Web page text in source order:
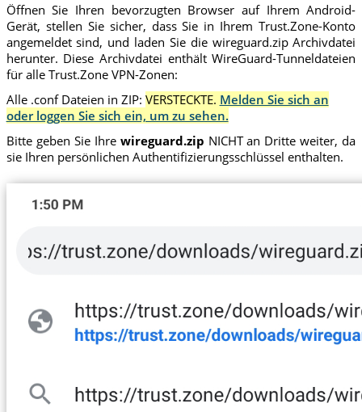
Öffnen Sie Ihren bevorzugten Browser auf Ihrem Android-
Gerät, stellen Sie sicher, dass Sie in Ihrem Trust.Zone-Konto
angemeldet sind, und laden Sie die wireguard.zip Archivdatei
herunter. Diese Archivdatei enthält WireGuard-Tunneldateien
für alle Trust.Zone VPN-Zonen:
Alle .conf Dateien in ZIP: VERSTECKTE. Melden Sie sich an
oder loggen Sie sich ein, um zu sehen.
Bitte geben Sie Ihre wireguard.zip NICHT an Dritte weiter, da
sie Ihren persönlichen Authentifizierungsschlüssel enthalten.